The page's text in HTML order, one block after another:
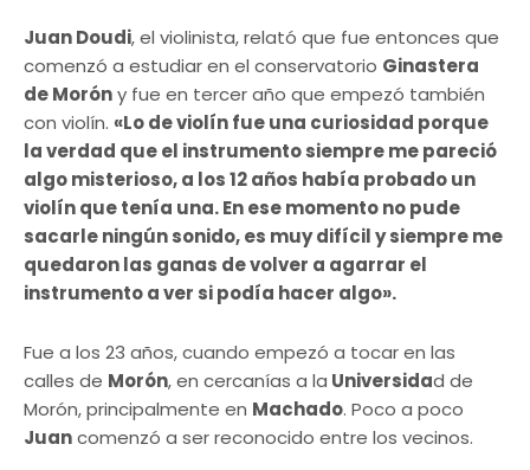
Juan Doudi, el violinista, relató que fue entonces que
comenzó a estudiar en el conservatorio Ginastera
de Moróny fue en tercer año que empezó también
con violín. «Lo de violín fue una curiosidad porque
la verdad que el instrumento siempre me pareció
algo misterioso, a los 12 años había probado un
violín que tenía una. En ese momento no pude
sacarle ningún sonido, es muy difícil y siempre me
quedaron las ganas de volver a agarrar el
instrumento a ver si podía hacer algo».
Fue a los 23 años, cuando empezó a tocar en las
calles de Morón, en cercanías a la Universidad de
Morón, principalmente en Machado. Poco a poco
Juancomenzó a ser reconocido entre los vecinos.